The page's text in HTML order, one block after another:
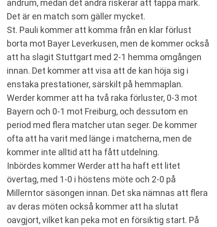
andrum, medan det andra riskerar att tappa mark.
Det är en match som gäller mycket.
St. Pauli kommer att komma från en klar förlust
borta mot Bayer Leverkusen, men de kommer också
att ha slagit Stuttgart med 2-1 hemma omgången
innan. Det kommer att visa att de kan höja sig i
enstaka prestationer, särskilt på hemmaplan.
Werder kommer att ha två raka förluster, 0-3 mot
Bayern och 0-1 mot Freiburg, och dessutom en
period med flera matcher utan seger. De kommer
ofta att ha varit med länge i matcherna, men de
kommer inte alltid att ha fått utdelning.
Inbördes kommer Werder att ha haft ett litet
övertag, med 1-0 i höstens möte och 2-0 på
Millerntor säsongen innan. Det ska nämnas att flera
av deras möten också kommer att ha slutat
oavgjort, vilket kan peka mot en försiktig start. På